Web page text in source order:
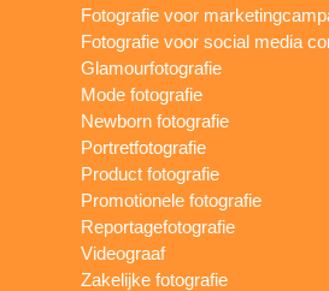
Fotografie voor
Fotografie voor social media
Glamourfotografie
Mode fotografie
Newborn fotografie
Portretfotografie
Product fotografie
Promotionele fotografie
Reportagefotografie
Videograaf
Zakelijke fotografie